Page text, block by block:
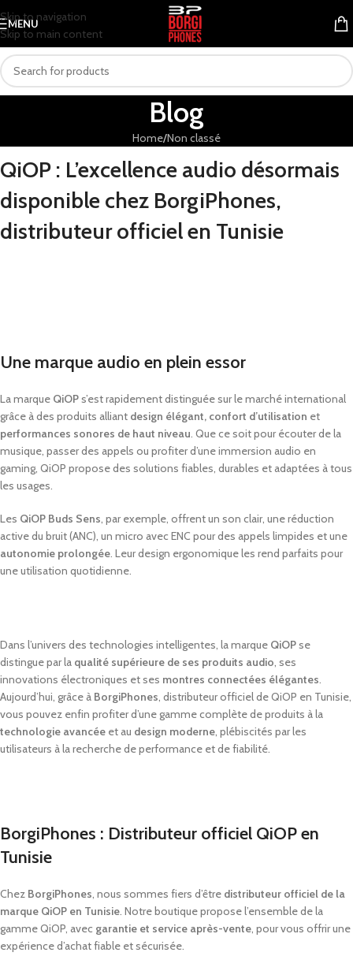
Skip to navigation
Skip to main content
MENU
Blog
Home Non classé
QiOP : L’excellence audio désormais
disponible chez BorgiPhones,
distributeurofficielen Tunisie
Une marque audio en plein essor
Lamarque QiOPs’estrapidementdistinguéesurlemarchéinternational
grâce àdes produits alliant design élégant, confort d’utilisation et
performances sonores de haut niveau. Quecesoitpourécouterdela
musique, passerdes appels ou profiterd’uneimmersion audio en
gaming, QiOP proposedes solutions fiables, durables et adaptées àtous
les usages.
Les QiOP Buds Sens, parexemple, offrentun son clair, uneréduction
activedu bruit (ANC), un micro avec ENC pourdes appels limpides etune
autonomie prolongée. Leurdesign ergonomiqueles rend parfaits pour
uneutilisation quotidienne.
Dans l’univers des technologies intelligentes, lamarque QiOPse
distingueparla qualité supérieure de ses produits audio, ses
innovations électroniques etses montres connectées élégantes.
Aujourd’hui, grâce à BorgiPhones, distributeurofficieldeQiOP en Tunisie,
vous pouvez enfin profiterd’unegammecomplètedeproduits àla
technologie avancée et au design moderne, plébiscités parles
utilisateurs àlarecherchedeperformance etdefiabilité.
BorgiPhones : Distributeur officiel QiOPen
Tunisie
Chez BorgiPhones, nous sommes fiers d’être distributeur officiel de la
marque QiOP en Tunisie. Notreboutiqueproposel’ensembledela
gammeQiOP, avec garantie et service après-vente, pourvous offrirune
expérienced’achatfiable etsécurisée.